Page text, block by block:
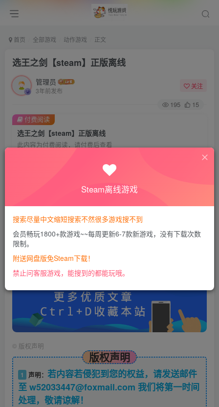
首页 全部游戏 动作游戏 正文
选王之剑【steam】正版离线
管理员
3年前发布
关注
195 15
选王之剑【steam】正版离线
此内容为付费阅读，请付费后查看
悦玩币 8
免费
您当前未登录！建议登陆后购买，可保存购买订单
付费阅读
账号密码错误或需要验证码，进售后扣裙1050974489
使用教程：
https://docs.qq.com/doc/DU0VHUUFRS2xDa1Jp
© 版权声明
版权声明
1 声明： 若内容若侵犯到您的权益，请发送邮件
至 w52033447@foxmail.com 我们将第一时间
处理，敬请谅解！
Steam离线游戏
搜索尽量中文缩短搜索不然很多游戏搜不到
会员畅玩1800+款游戏~~每周更新6-7款新游戏，没有下载次数
限制。
附送网盘版免Steam下载！
禁止问客服游戏，能搜到的都能玩哦。